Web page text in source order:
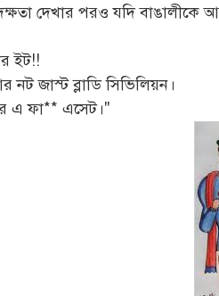
দেখার পরও যদি বাঙালীকে
ইট!!
নট জাস্ট ব্লাডি সিভিলিয়ন।
এ ফা** এসেট।"